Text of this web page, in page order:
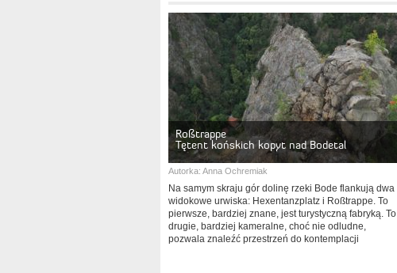
Roßtrappe
Tętent końskich kopyt nad Bodetal
Autorka: Anna Ochremiak
Na samym skraju gór dolinę rzeki Bode flankują dwa
widokowe urwiska: Hexentanzplatz i Roßtrappe. To
pierwsze, bardziej znane, jest turystyczną fabryką. To
drugie, bardziej kameralne, choć nie odludne,
pozwala znaleźć przestrzeń do kontemplacji